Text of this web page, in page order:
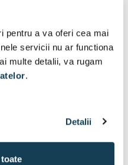
pentru a va oferi cea mai
servicii nu ar functiona
multe detalii, va rugam
.
Detalii